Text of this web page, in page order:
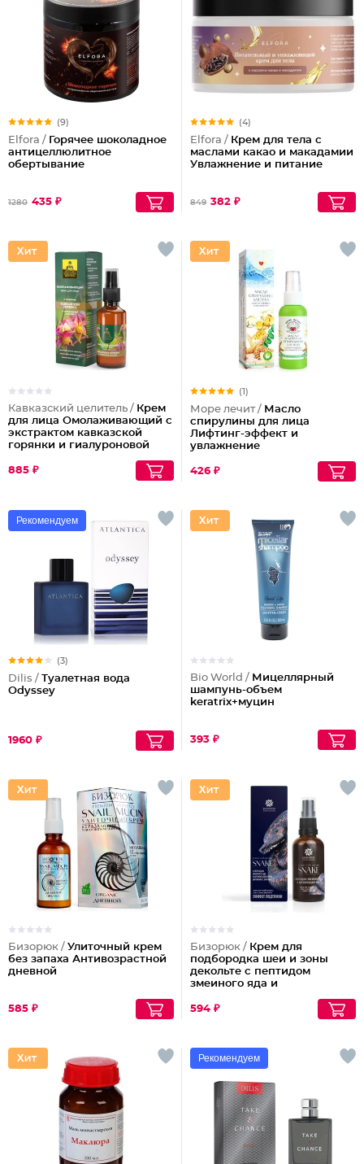
(9)
Elfora / Горячее шоколадное
антицеллюлитное
обертывание
1280 435 ₽
(4)
Elfora / Крем для тела с
маслами какао и макадамии
Увлажнение и питание
849 382 ₽
Кавказский целитель / Крем
для лица Омолаживающий с
экстрактом кавказской
горянки и гиалуроновой
885 ₽
(1)
Море лечит / Масло
спирулины для лица
Лифтинг-эффект и
увлажнение
426 ₽
Рекомендуем
(3)
Dilis / Туалетная вода
Odyssey
1960 ₽
Bio World / Мицеллярный
шампунь-объем
keratrix+муцин
393 ₽
Бизорюк / Улиточный крем
без запаха Антивозрастной
дневной
585 ₽
Бизорюк / Крем для
подбородка шеи и зоны
декольте с пептидом
змеиного яда и
594 ₽
Рекомендуем